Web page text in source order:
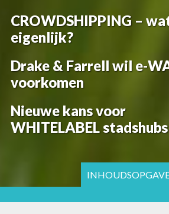
CROWDSHIPPING –
eigenlijk?
Drake & Farrell wil e-
voorkomen
Nieuwe kans voor
WHITELABEL stadshubs